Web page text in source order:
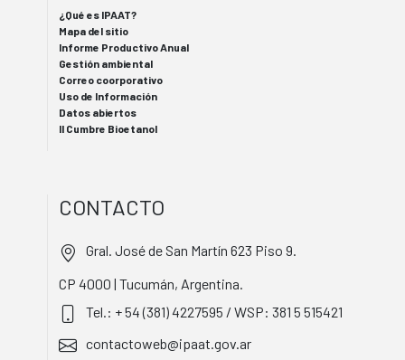
¿Qué es IPAAT?
Mapa del sitio
Informe Productivo Anual
Gestión ambiental
Correo coorporativo
Uso de Información
Datos abiertos
II Cumbre Bioetanol
CONTACTO
Gral. José de San Martín 623 Piso 9.
CP 4000 | Tucumán, Argentina.
Tel.: + 54 (381) 4227595 / WSP: 381 5 515421
contactoweb@ipaat.gov.ar